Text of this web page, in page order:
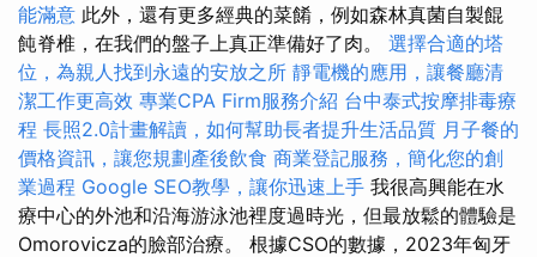
能滿意 此外，還有更多經典的菜餚，例如森林真菌自製餛
飩脊椎，在我們的盤子上真正準備好了肉。 選擇合適的塔
位，為親人找到永遠的安放之所 靜電機的應用，讓餐廳清
潔工作更高效 專業CPA Firm服務介紹 台中泰式按摩排毒療
程 長照2.0計畫解讀，如何幫助長者提升生活品質 月子餐的
價格資訊，讓您規劃產後飲食 商業登記服務，簡化您的創
業過程 Google SEO教學，讓你迅速上手 我很高興能在水
療中心的外池和沿海游泳池裡度過時光，但最放鬆的體驗是
Omorovicza的臉部治療。 根據CSO的數據，2023年匈牙